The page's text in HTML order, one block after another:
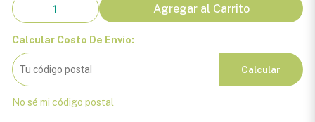
Agregar al Carrito
Calcular Costo De Envío:
Calcular
No sé mi código postal